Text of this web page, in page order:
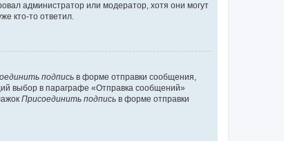
администратор или модератор, хотя они могут
кто-то ответил.
подпись в форме отправки сообщения,
выбор в параграфе «Отправка сообщений»
Присоединить подпись в форме отправки